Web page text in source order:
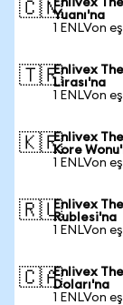
🇨🇳Enlivex
Yuanı'na
1 ENLVon
🇹🇷Enlivex
Lirası'na
1 ENLVon
🇰🇷Enlivex
Kore
1 ENLVon
🇷🇺Enlivex
Rublesi'na
1 ENLVon
🇨🇦Enlivex
Doları'na
1 ENLVon